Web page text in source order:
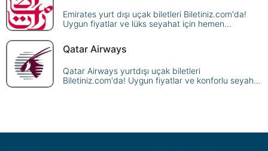
Emirates yurt dışı uçak biletleri Biletiniz.com'da!
Uygun fiyatlar ve lüks seyahat için hemen
Qatar Airways
Qatar Airways yurtdışı uçak biletleri
Biletiniz.com'da! Uygun fiyatlar ve konforlu seyahat